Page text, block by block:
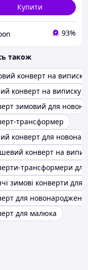
Купити
93%
також
конверт на виписку
конверт на виписку
зимовий для
трансформер
конверт для
конверт на
трансформери
зимові конверти для
для
для малюка